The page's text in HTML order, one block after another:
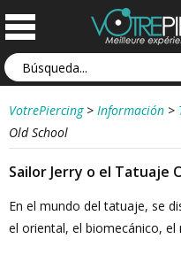
VotrePiercing > Información >
Old School
Sailor Jerry o el Tatuaje
En el mundo del tatuaje, se
el oriental, el biomecánico,